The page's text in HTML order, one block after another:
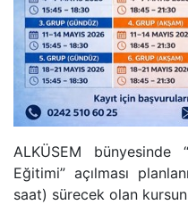
ALKÜSEM bünyesinde
Eğitimi” açılması
saat) sürecek olan kursun